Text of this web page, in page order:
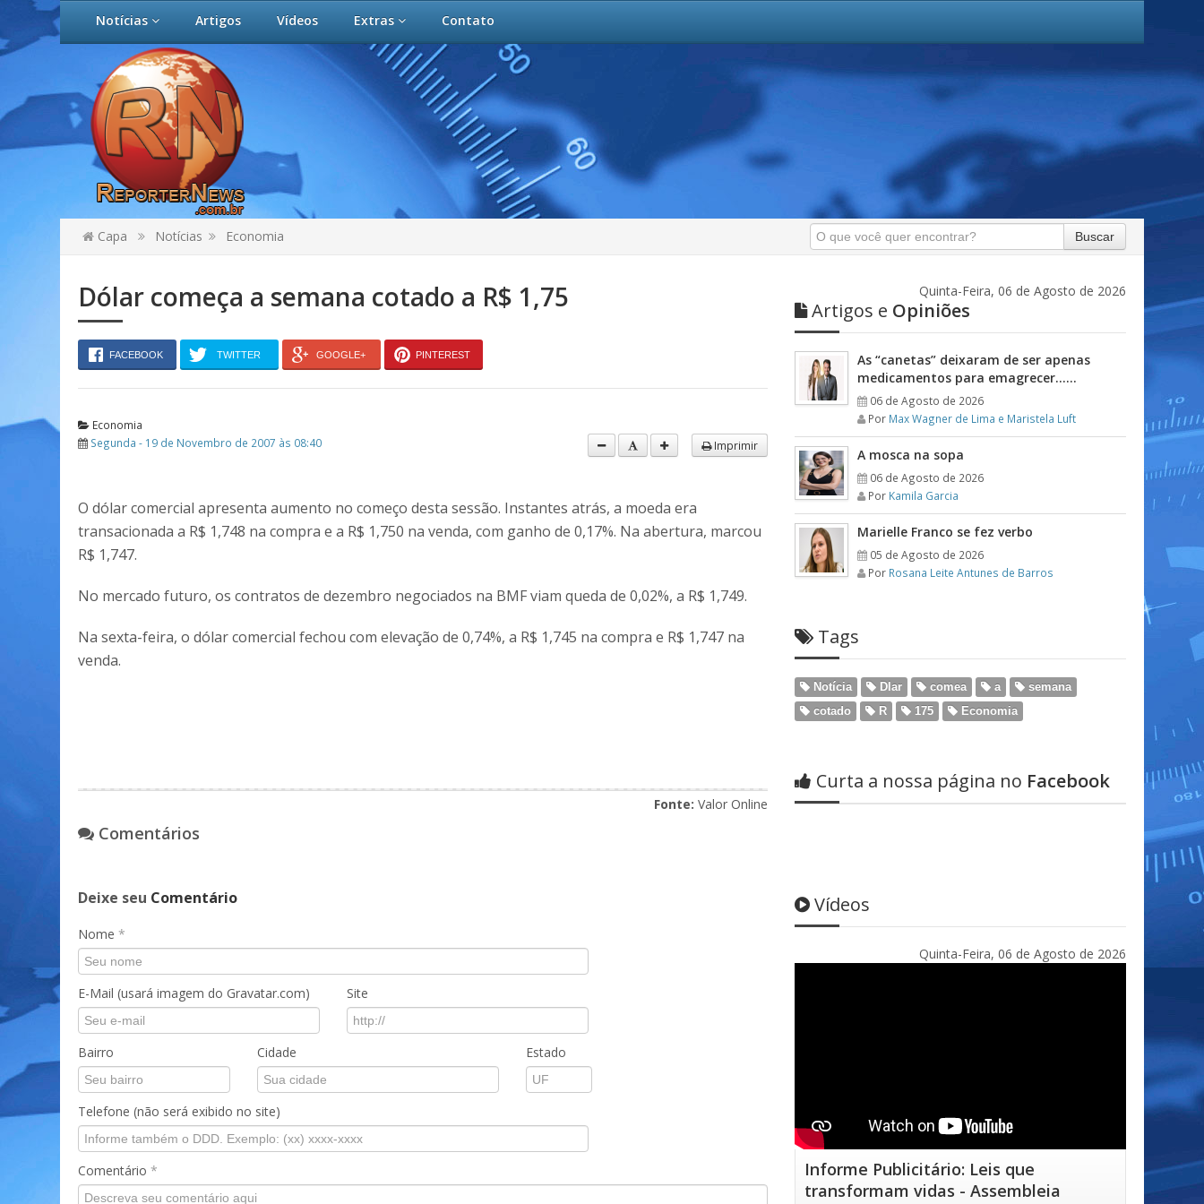
Notícias Artigos Vídeos Extras Contato
Capa Notícias Economia Buscar
Dólar começa a semana cotado a R$ 1,75
FACEBOOK TWITTER GOOGLE+ PINTEREST
Economia
Segunda - 19 de Novembro de 2007 às 08:40
Imprimir
O dólar comercial apresenta aumento no começo desta sessão. Instantes atrás, a moeda era
transacionada a R$ 1,748 na compra e a R$ 1,750 na venda, com ganho de 0,17%. Na abertura, marcou
R$ 1,747.
No mercado futuro, os contratos de dezembro negociados na BMF viam queda de 0,02%, a R$ 1,749.
Na sexta-feira, o dólar comercial fechou com elevação de 0,74%, a R$ 1,745 na compra e R$ 1,747 na
venda.
Fonte: Valor Online
Comentários
Deixe seu Comentário
Nome *
E-Mail (usará imagem do Gravatar.com) Site
Bairro Cidade Estado
Telefone (não será exibido no site)
Comentário *
Quinta-Feira, 06 de Agosto de 2026
Artigos e Opiniões
As “canetas” deixaram de ser apenas
medicamentos para emagrecer……
06 de Agosto de 2026
Por Max Wagner de Lima e Maristela Luft
A mosca na sopa
06 de Agosto de 2026
Por Kamila Garcia
Marielle Franco se fez verbo
05 de Agosto de 2026
Por Rosana Leite Antunes de Barros
Tags
Notícia Dlar comea a
semana
cotado
R 175 Economia
Curta a nossa página no Facebook
Vídeos
Quinta-Feira, 06 de Agosto de 2026
Informe Publicitário: Leis que
transformam vidas - Assembleia